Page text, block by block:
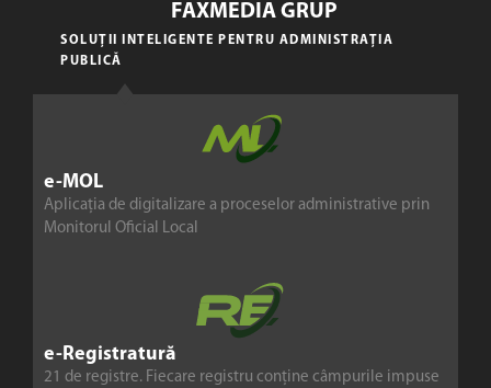
e-MOL
Aplicația de digitalizare a proceselor administrative prin
Monitorul Oficial Local
e-Registratură
21 de registre. Fiecare registru conține câmpurile impuse
FAXMEDIA GRUP
SOLUȚII INTELIGENTE PENTRU ADMINISTRAȚIA
PUBLICĂ